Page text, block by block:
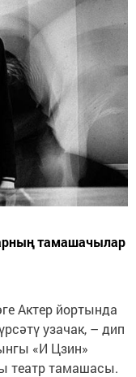
тамашачылар
Актер йортында
узачак, – дип
«И Цзин»
театр тамашасы.